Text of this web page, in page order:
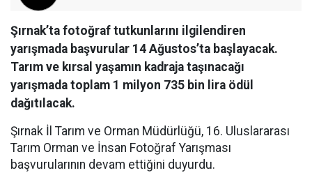
Şırnak’ta fotoğraf tutkunlarını ilgilendiren
yarışmada başvurular 14 Ağustos’ta başlayacak.
Tarım ve kırsal yaşamın kadraja taşınacağı
yarışmada toplam 1 milyon 735 bin lira ödül
dağıtılacak.
Şırnak İl Tarım ve Orman Müdürlüğü, 16. Uluslararası
Tarım Orman ve İnsan Fotoğraf Yarışması
başvurularının devam ettiğini duyurdu.